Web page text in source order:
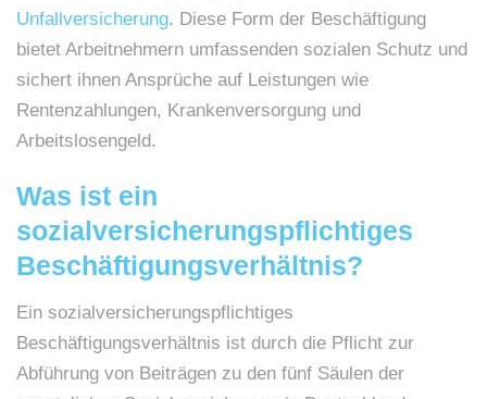
Unfallversicherung. Diese Form der Beschäftigung
bietet Arbeitnehmern umfassenden sozialen Schutz und
sichert ihnen Ansprüche auf Leistungen wie
Rentenzahlungen, Krankenversorgung und
Arbeitslosengeld.
Was ist ein
sozialversicherungspflichtiges
Beschäftigungsverhältnis?
Ein sozialversicherungspflichtiges
Beschäftigungsverhältnis ist durch die Pflicht zur
Abführung von Beiträgen zu den fünf Säulen der